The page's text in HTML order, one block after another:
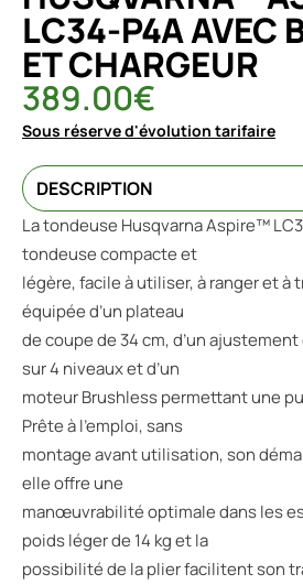
LC34-P4A AVEC
ET CHARGEUR
389.00€
Sous réserve d'évolution tarifaire
DESCRIPTION
La tondeuse Husqvarna Aspire™
tondeuse compacte et
légère, facile à utiliser, à ranger et à
équipée d’un plateau
de coupe de 34 cm, d’un
sur 4 niveaux et d’un
moteur Brushless permettant une
Prête à l’emploi, sans
montage avant utilisation, son
elle offre une
manœuvrabilité optimale dans les
poids léger de 14 kg et la
possibilité de la plier facilitent son